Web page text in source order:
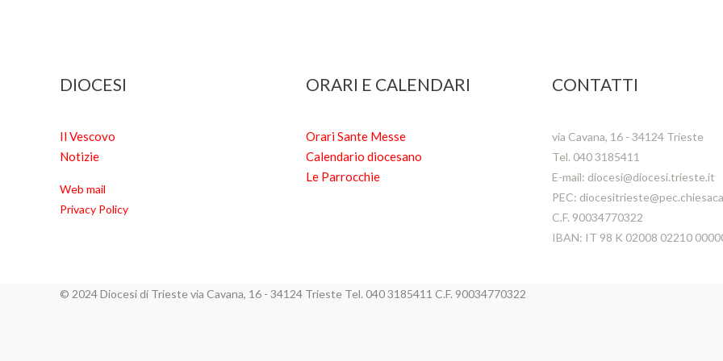
DIOCESI
Il Vescovo
Notizie
Web mail
Privacy Policy
ORARI E CALENDARI
Orari Sante Messe
Calendario diocesano
Le Parrocchie
CONTATTI
via Cavana, 16 - 34124 Trieste
Tel. 040 3185411
E-mail: diocesi@diocesi.trieste.it
PEC:
C.F. 90034770322
IBAN: IT 98 K 02008 02210
© 2024 Diocesi di Trieste via Cavana, 16 - 34124 Trieste Tel. 040 3185411 C.F. 90034770322